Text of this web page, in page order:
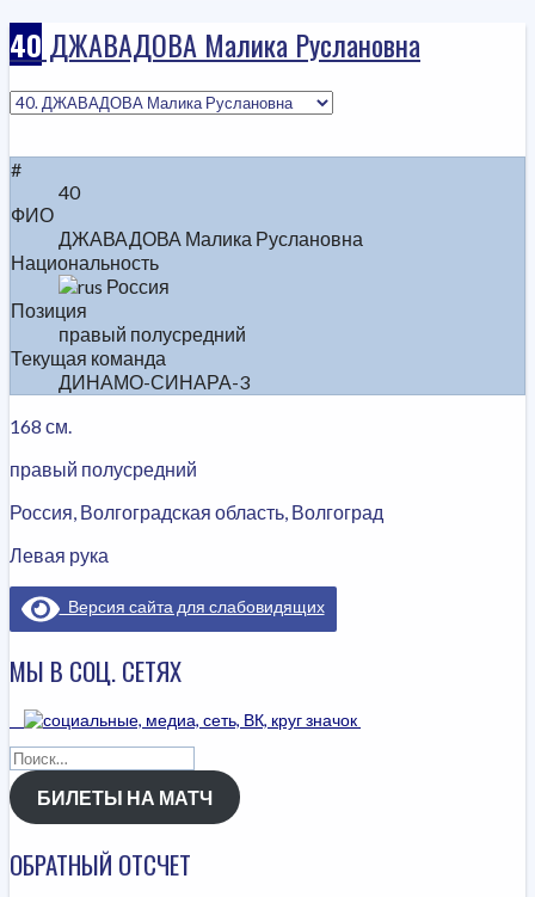
40 ДЖАВАДОВА Малика Руслановна
#
40
ФИО
ДЖАВАДОВА Малика Руслановна
Национальность
Россия
Позиция
правый полусредний
Текущая команда
ДИНАМО-СИНАРА-3
168 см.
правый полусредний
Россия, Волгоградская область, Волгоград
Левая рука
Версия сайта для слабовидящих
МЫ В СОЦ. СЕТЯХ
Найти:
БИЛЕТЫ НА МАТЧ
ОБРАТНЫЙ ОТСЧЕТ